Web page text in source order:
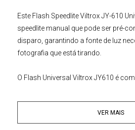
Este Flash SpeedliteViltrox JY-610
speedlite manual que pode ser pré-
disparo, garantindo a fonte de luz
fotografia que está tirando.
O Flash Universal Viltrox JY610 é
universal (Canon, Nikon, Sony,
Olympus). Devido à sua leveza e
VER MAIS